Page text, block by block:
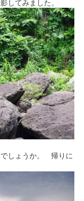
してみました。
でしょうか。 帰りに